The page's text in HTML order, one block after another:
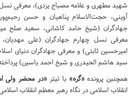
شهید مطهری و علامه مصباح یزدی)، معرفی
آوینی، حجت‌الاسلام پناهیان و حسن
جهادگران (شیخ حامد کاشانی، سعید صلح
معرفی نسل چهارم جهادگران (علی
امیرحسین ثابتی) و معرفی جهادگران دنیای
سید هاشم الحیدری و شیخ احمد یاسین)
همچنین پرونده«گره» با تیتر«در محضر ولی
انقلاب اسلامی در نگاه رهبر معظم انقلاب